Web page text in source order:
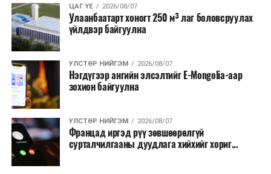
Мөн бүх шатны төсвийн ерөнхийлөн захирагч нарт
салбар бүрдээ урсгал зардлыг 20 хувиар бууруулах,
нөхөн томилгоо хийхгүй байх, аялал, амралт, зугаалга,
хамт олны урлаг, спортын арга хэмжээг зохион
байгуулахгүй байх, төрийн албанд шинэ орон тоо бий
болгохгүй байх, эрчим хүчний хэрэглээг хэмнэх, хурал,
сургалтыг цахим хэлбэрт шилжүүлэх, төрийн албан
хаагчдыг зарим өдрүүдэд цахимаар ажиллуулах арга
хэмжээг үргэлжлүүлэхийг үүрэг болголоо.
Төсвийн сахилга бат сайжирч, эдийн засгийн нөхцөл
ЦАГ ҮЕ 2026/08/07
Улаанбаатарт хоногт 250 м³ лаг боловсруулах
үйлдвэр байгуулна
УЛСТӨР НИЙГЭМ 2026/08/07
Нэгдүгээр ангийн элсэлтийг E-Mongolia-аар
зохион байгуулна
УЛСТӨР НИЙГЭМ 2026/08/07
Францад иргэд рүү зөвшөөрөлгүй
сурталчилгааны дуудлага хийхийг хориг...